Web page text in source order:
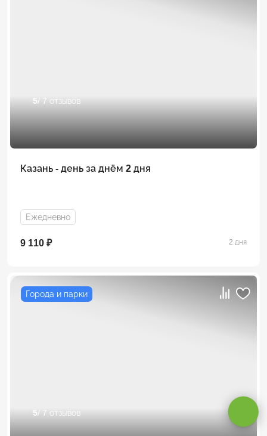
5/ 7 отзывов
Казань - день за днём 2 дня
Ежедневно
9 110 ₽ 2 дня
Города и парки
5/ 7 отзывов